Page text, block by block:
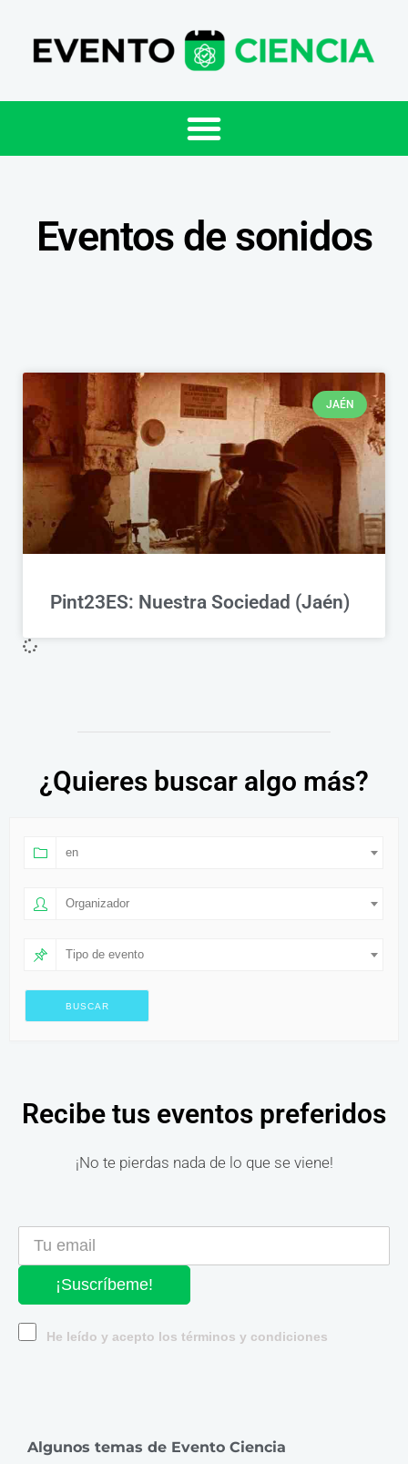
Eventos de sonidos
JAÉN
Pint23ES: Nuestra Sociedad (Jaén)
¿Quieres buscar algo más?
en
Organizador
Tipo de evento
Recibe tus eventos preferidos
¡No te pierdas nada de lo que se viene!
¡Suscríbeme!
He leído y acepto los términos y condiciones
Algunos temas de Evento Ciencia